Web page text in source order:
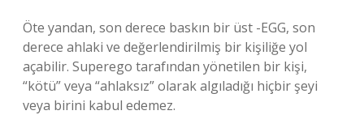
Öte yandan, son derece baskın bir üst -EGG, son
derece ahlaki ve değerlendirilmiş bir kişiliğe yol
açabilir. Superego tarafından yönetilen bir kişi,
“kötü” veya “ahlaksız” olarak algıladığı hiçbir şeyi
veya birini kabul edemez.